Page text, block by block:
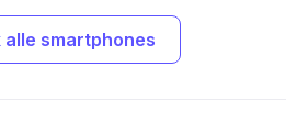
alle smartphones